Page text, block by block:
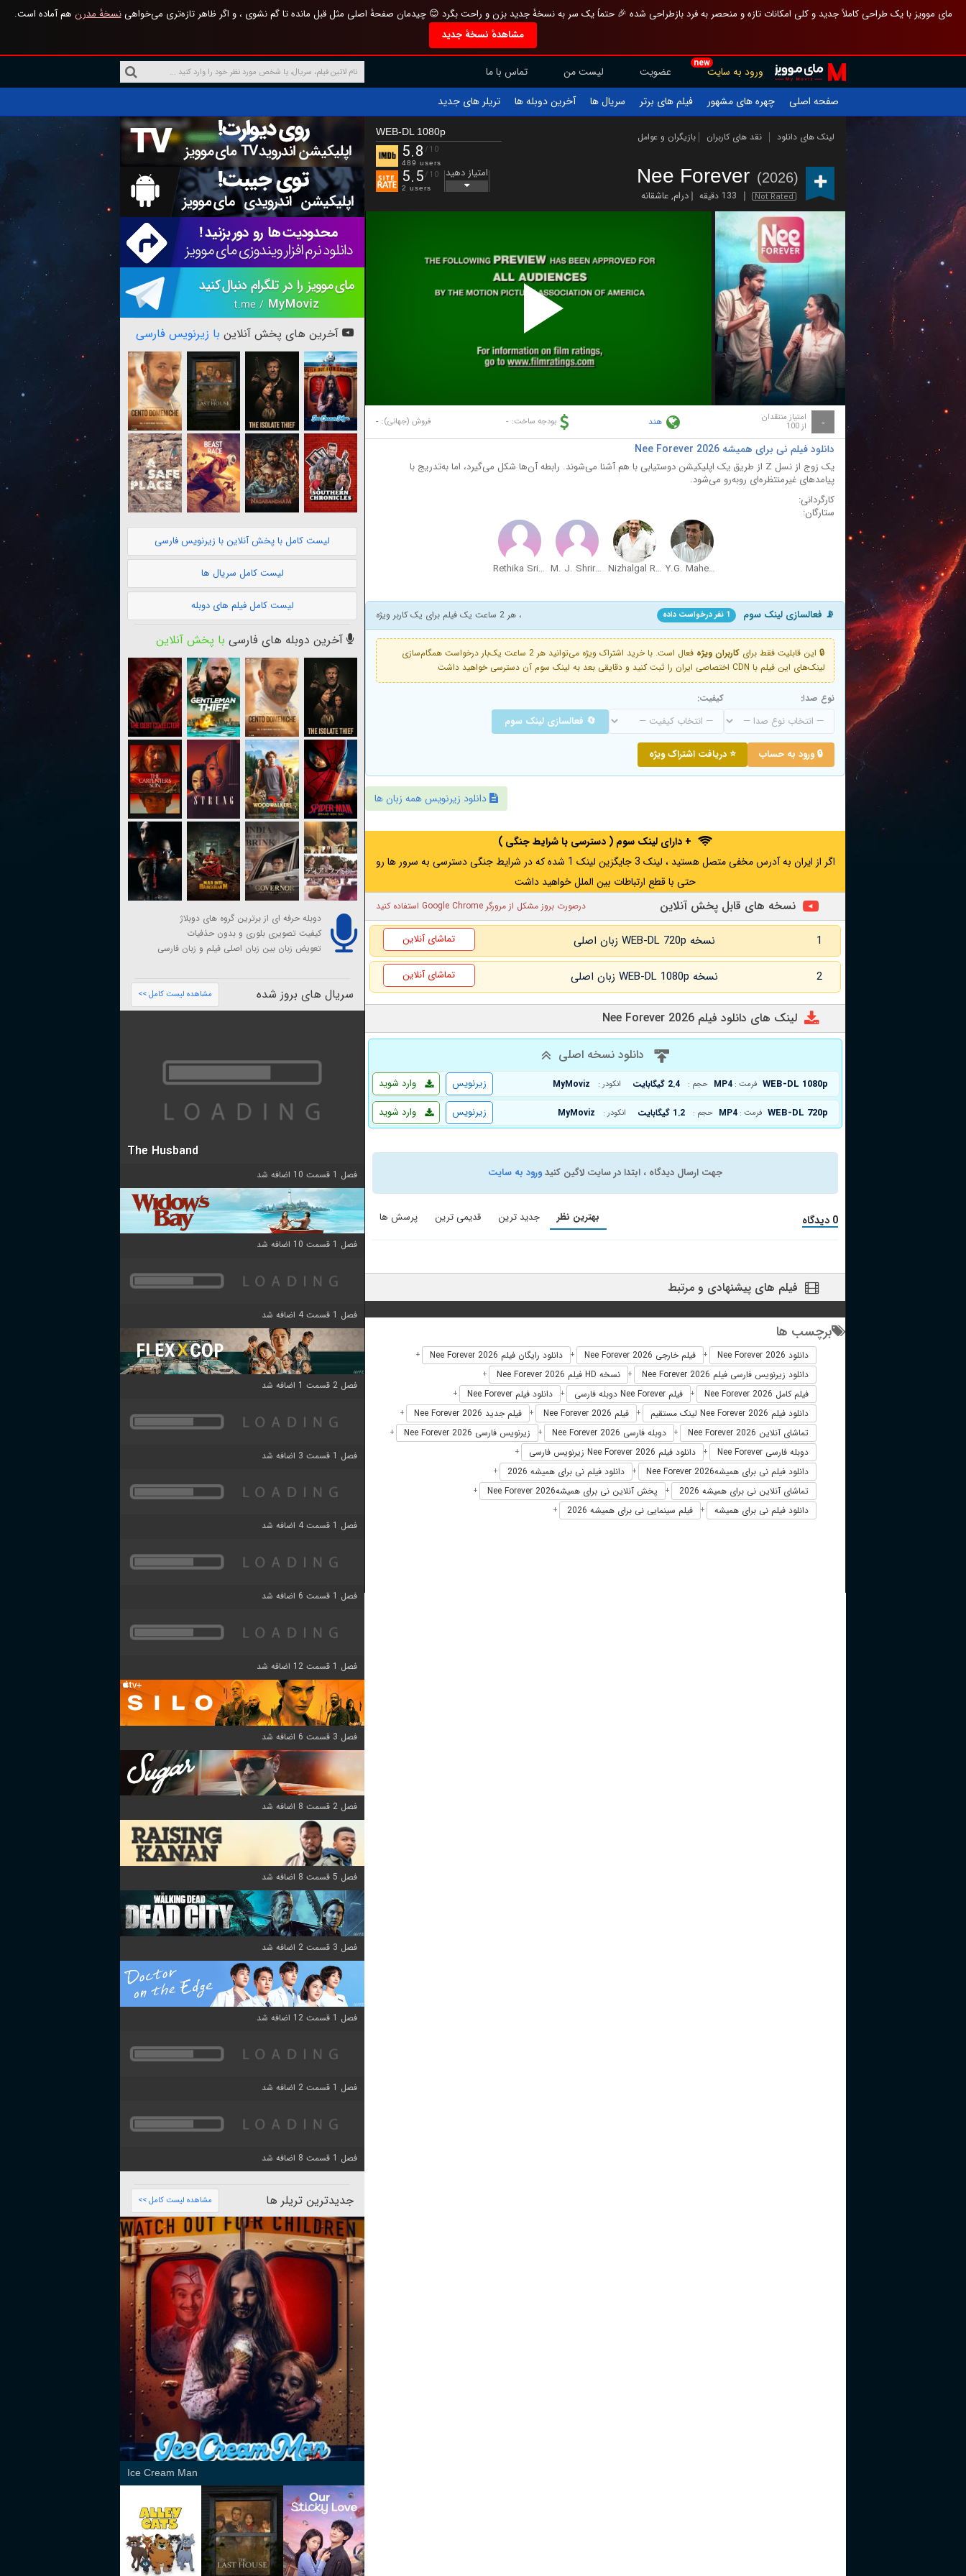
مای موویز با یک طراحی کاملاً جدید و کلی امکانات تازه و منحصر به فرد بازطراحی شده 🎉 حتماً یک سر به نسخهٔ جدید بزن و راحت بگرد 😊 چیدمان صفحهٔ اصلی مثل قبل مانده تا گم نشوی ، و اگر ظاهر تازه‌تری می‌خواهینسخهٔ مدرن هم آماده است.
مشاهدهٔ نسخهٔ جدید
new
ورود به سایت عضویت لیست من
تماس با ما
صفحه اصلی
چهره های مشهور فیلم های برتر سریال ها آخرین دوبله ها تریلر های جدید
لینک های دانلود نقد های کاربران بازیگران و عوامل
Nee Forever (2026)
Not Rated 133 دقیقه درام,عاشقانه
WEB-DL 1080p
5.8 /10
489 users
5.5/10
2 users
امتیاز دهید
Play
Video
- امتیاز منتقدان
از 100 هند بودجه ساخت: - فروش (جهانی): -
دانلود فیلم نی برای همیشه Nee Forever 2026
یک زوج از نسل Z از طریق یک اپلیکیشن دوستیابی با هم آشنا می‌شوند. رابطه آن‌ها شکل می‌گیرد، اما به‌تدریج با
پیامدهای غیرمنتظره‌ای روبه‌رو می‌شود.
کارگردانی:
ستارگان:
Y.G. Mahendran
Nizhalgal Ravi
M. J. Shriram
Rethika Srinivas
📡 فعالسازی لینک سوم 1 نفر درخواست داده ، هر 2 ساعت یک فیلم برای یک کاربر ویژه
🔒 این قابلیت فقط برای کاربران ویژه
فعال است. با خرید اشتراک ویژه می‌توانید هر 2 ساعت یک‌بار درخواست همگام‌سازی
لینک‌های این فیلم با CDN اختصاصی ایران را ثبت کنید و دقایقی بعد به لینک سوم آن دسترسی خواهید داشت
نوع صدا: کیفیت:
🔄 فعالسازی لینک سوم
🔒 ورود به حساب ⭐ دریافت اشتراک ویژه
دانلود زیرنویس همه زبان ها
+ دارای لینک سوم ( دسترسی با شرایط جنگی )
اگر از ایران به آدرس مخفی متصل هستید ، لینک 3 جایگزین لینک 1 شده که در شرایط جنگی دسترسی به سرور ها رو
حتی با قطع ارتباطات بین الملل خواهید داشت
نسخه های قابل پخش آنلاین درصورت بروز مشکل از مرورگر Google Chrome استفاده کنید
1 نسخه WEB-DL 720p زبان اصلی تماشای آنلاین
2 نسخه WEB-DL 1080p زبان اصلی تماشای آنلاین
لینک های دانلود فیلم Nee Forever 2026
دانلود نسخه اصلی
WEB-DL 1080p فرمت : MP4 حجم : 2.4 گیگابایت انکودر : MyMoviz وارد شوید
زیرنویس
WEB-DL 720p فرمت : MP4 حجم : 1.2 گیگابایت انکودر : MyMoviz وارد شوید زیرنویس
جهت ارسال دیدگاه ، ابتدا در سایت لاگین کنیدورود به سایت
0 دیدگاه بهترین نظر جدید ترین قدیمی ترین پرسش ها
فیلم های پیشنهادی و مرتبط
برچسب ها
دانلود Nee Forever 2026 + فیلم خارجی Nee Forever 2026 + دانلود رایگان فیلم Nee Forever 2026 +
دانلود زیرنویس فارسی فیلم Nee Forever 2026 + نسخه HD فیلم Nee Forever 2026 +
فیلم کامل Nee Forever 2026 + فیلم Nee Forever دوبله فارسی + دانلود فیلم Nee Forever +
دانلود فیلم Nee Forever 2026 لینک مستقیم + فیلم Nee Forever 2026 + فیلم جدید Nee Forever 2026 +
تماشای آنلاین Nee Forever 2026 + دوبله فارسی Nee Forever 2026 + زیرنویس فارسی Nee Forever 2026 +
دوبله فارسی Nee Forever + دانلود فیلم Nee Forever 2026 زیرنویس فارسی +
دانلود فیلم نی برای همیشهNee Forever 2026 + دانلود فیلم نی برای همیشه 2026 +
تماشای آنلاین نی برای همیشه 2026 + پخش آنلاین نی برای همیشهNee Forever 2026 +
دانلود فیلم نی برای همیشه + فیلم سینمایی نی برای همیشه 2026 +
آخرین های پخش آنلاین با زیرنویس فارسی
لیست کامل با پخش آنلاین با زیرنویس فارسی
لیست کامل سریال ها
لیست کامل فیلم های دوبله
آخرین دوبله های فارسی با پخش آنلاین
دوبله حرفه ای از برترین گروه های دوبلاژ
کیفیت تصویری بلوری و بدون حذفیات
تعویض زبان بین زبان اصلی فیلم و زبان فارسی
سریال های بروز شده مشاهده لیست کامل >>
The Husband
فصل 1 قسمت 10 اضافه شد
فصل 1 قسمت 10 اضافه شد
فصل 1 قسمت 4 اضافه شد
فصل 2 قسمت 1 اضافه شد
فصل 1 قسمت 3 اضافه شد
فصل 1 قسمت 4 اضافه شد
فصل 1 قسمت 6 اضافه شد
فصل 1 قسمت 12 اضافه شد
فصل 3 قسمت 6 اضافه شد
فصل 2 قسمت 8 اضافه شد
فصل 5 قسمت 8 اضافه شد
فصل 3 قسمت 2 اضافه شد
فصل 1 قسمت 12 اضافه شد
فصل 1 قسمت 2 اضافه شد
فصل 1 قسمت 8 اضافه شد
جدیدترین تریلر ها مشاهده لیست کامل >>
Ice Cream Man